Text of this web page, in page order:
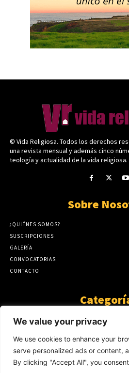
We value your privacy
We use cookies to enhance your
serve personalized ads or content,
By clicking "Accept All", you
© Vida Religiosa. Todos los derechos
una revista mensual y además cinco
teología y actualidad de la vida religiosa.
Sobre
¿QUIÉNES SOMOS?
SUSCRIPCIONES
GALERÍA
CONVOCATORIAS
CONTACTO
ARTÍCULOS
GUANTE DE SEDA
AL CALOR DE LA
Y YO QUE SÉ
NOTICIAS